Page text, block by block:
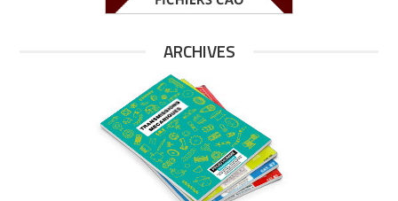
ARCHIVES